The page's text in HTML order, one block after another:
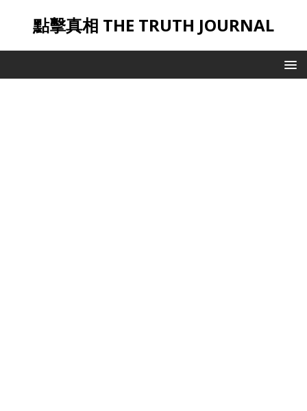
點擊真相 THE TRUTH JOURNAL